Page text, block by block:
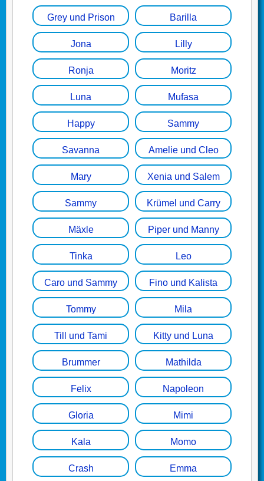
Grey und Prison Barilla
Jona Lilly
Ronja Moritz
Luna Mufasa
Happy Sammy
Savanna Amelie und Cleo
Mary Xenia und Salem
Sammy Krümel und Carry
Mäxle Piper und Manny
Tinka Leo
Caro und Sammy Fino und Kalista
Tommy Mila
Till und Tami Kitty und Luna
Brummer Mathilda
Felix Napoleon
Gloria Mimi
Kala Momo
Crash Emma